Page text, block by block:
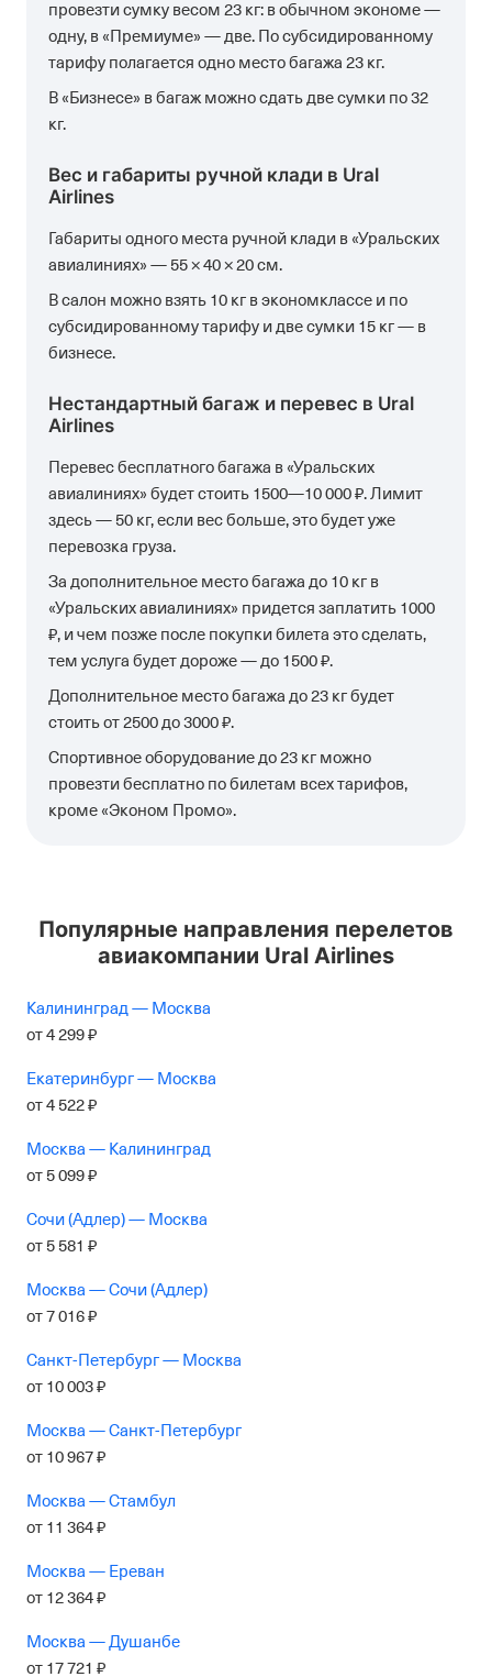
провезти сумку весом 23 кг: в обычном экономе —
одну, в «Премиуме» — две. По субсидированному
тарифу полагается одно место багажа 23 кг.
В «Бизнесе» в багаж можно сдать две сумки по 32
кг.
Вес и габариты ручной клади в Ural
Airlines
Габариты одного места ручной клади в «Уральских
авиалиниях» — 55 × 40 × 20 см.
В салон можно взять 10 кг в экономклассе и по
субсидированному тарифу и две сумки 15 кг — в
бизнесе.
Нестандартный багаж и перевес в Ural
Airlines
Перевес бесплатного багажа в «Уральских
авиалиниях» будет стоить 1500—10 000 ₽. Лимит
здесь — 50 кг, если вес больше, это будет уже
перевозка груза.
За дополнительное место багажа до 10 кг в
«Уральских авиалиниях» придется заплатить 1000
₽, и чем позже после покупки билета это сделать,
тем услуга будет дороже — до 1500 ₽.
Дополнительное место багажа до 23 кг будет
стоить от 2500 до 3000 ₽.
Спортивное оборудование до 23 кг можно
провезти бесплатно по билетам всех тарифов,
кроме «Эконом Промо».
Популярные направления перелетов
авиакомпании Ural Airlines
Калининград — Москва
от4299₽
Екатеринбург — Москва
от4 522₽
Москва — Калининград
от 5099₽
Сочи (Адлер) — Москва
от 5 581 ₽
Москва — Сочи (Адлер)
от7016₽
Санкт-Петербург — Москва
от 10003₽
Москва — Санкт-Петербург
от 10967₽
Москва — Стамбул
от 11 364₽
Москва — Ереван
от 12364₽
Москва — Душанбе
от 17721 ₽